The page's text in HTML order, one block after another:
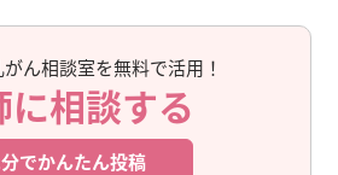
ん相談室を無料で活用！
に相談する
でかんたん投稿